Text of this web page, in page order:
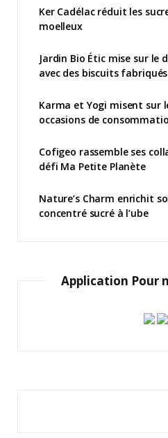
Ker Cadélac réduit les
moelleux
Jardin Bio Étic mise sur le
avec des biscuits
Karma et Yogi misent sur
occasions de
Cofigeo rassemble ses
défi Ma Petite Planète
Nature’s Charm enrichit
concentré sucré à l’ube
Application Pour